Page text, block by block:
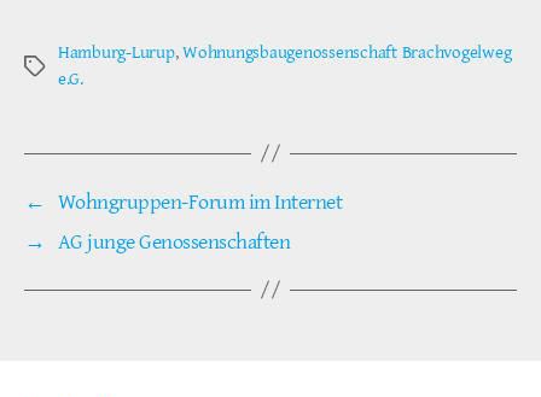
Schlagwörter
Hamburg-Lurup,Wohnungsbaugenossenschaft Brachvogelweg
e.G.
← Wohngruppen-Forum im Internet
→ AG junge Genossenschaften